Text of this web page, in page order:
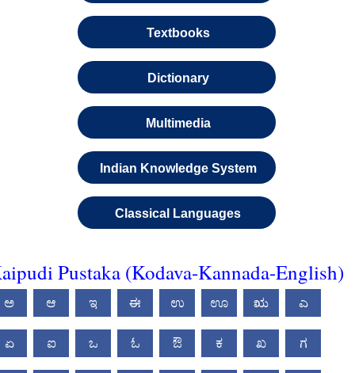
Textbooks
Dictionary
Multimedia
Indian Knowledge System
Classical Languages
Pustaka (Kodava-Kannada-English)
ಅ ಆ ಇ ಈ ಉ ಊ ಋ ಎ
ಏ ಐ ಒ ಓ ಔ ಕ ಖ ಗ